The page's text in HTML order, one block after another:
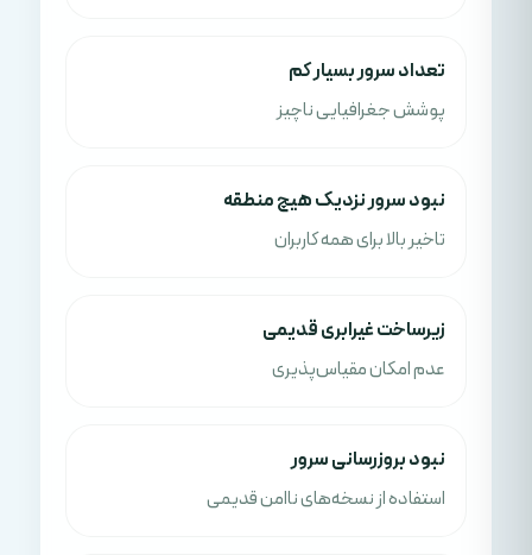
تعداد سرور بسیار کم
پوشش جغرافیایی ناچیز
نبود سرور نزدیک هیچ منطقه
تاخیر بالا برای همه کاربران
زیرساخت غیرابری قدیمی
عدم امکان مقیاس‌پذیری
نبود بروزرسانی سرور
استفاده از نسخه‌های ناامن قدیمی